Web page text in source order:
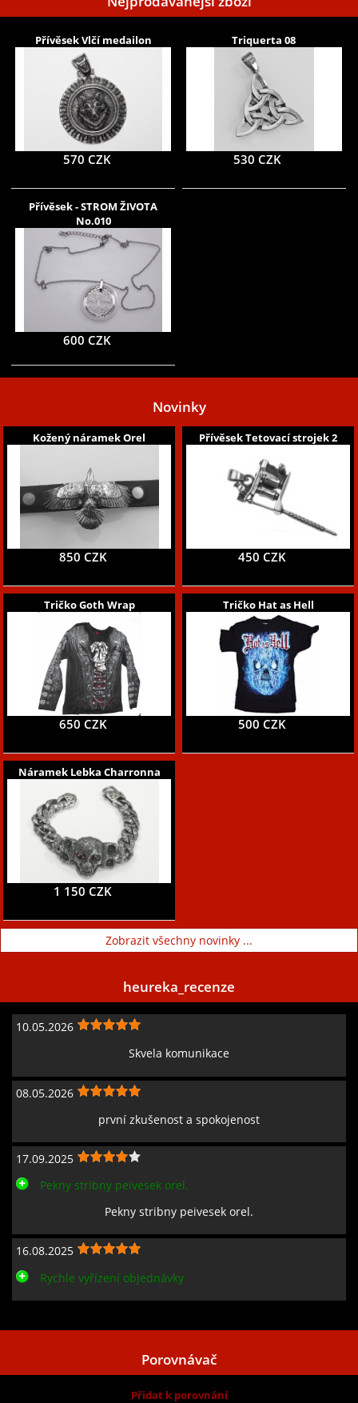
Přívěsek Vlčí medailon
570 CZK
Triquerta 08
530 CZK
Přívěsek - STROM ŽIVOTA
No.010
600 CZK
Novinky
Kožený náramek Orel
850 CZK
Přívěsek Tetovací strojek 2
450 CZK
Tričko Goth Wrap
650 CZK
Tričko Hat as Hell
500 CZK
Náramek Lebka Charronna
1 150 CZK
Zobrazit všechny novinky ...
heureka_recenze
10.05.2026
Skvela komunikace
08.05.2026
první zkušenost a spokojenost
17.09.2025
Pekny stribny peivesek orel.
Pekny stribny peivesek orel.
16.08.2025
Rychle vyřízení objednávky
Porovnávač
Přidat k porovnání